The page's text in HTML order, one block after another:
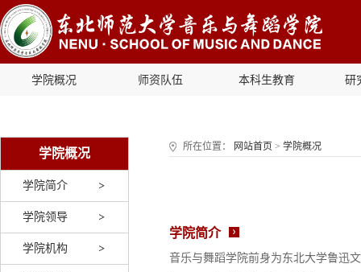
学院概况 师资队伍 本科生教育 研
学院概况
学院简介
学院领导
学院机构
所在位置： 网站首页 > 学院概况
学院简介
音乐与舞蹈学院前身为东北大学鲁迅